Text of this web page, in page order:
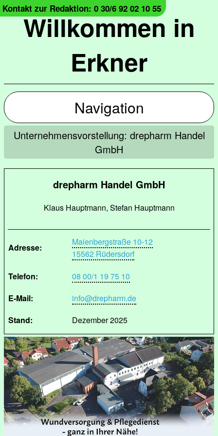
Willkommen in
Erkner
Kontakt zur Redaktion: 0 30/6 92 02 10 55
Navigation
Unternehmensvorstellung: drepharm Handel
GmbH
drepharm Handel GmbH
Klaus Hauptmann, Stefan Hauptmann
Adresse:
Maienbergstraße 10-12
15562 Rüdersdorf
Telefon:
08 00/1 19 75 10
E-Mail:
info@drepharm.de
Stand:
Dezember 2025